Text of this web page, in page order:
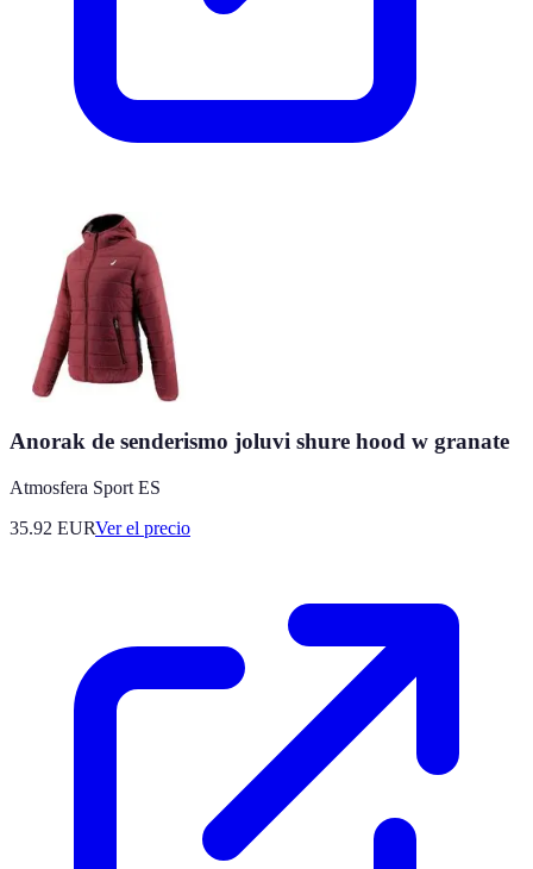
Anorak de senderismo joluvi shure hood w granate
Atmosfera Sport ES
35.92 EURVer el precio